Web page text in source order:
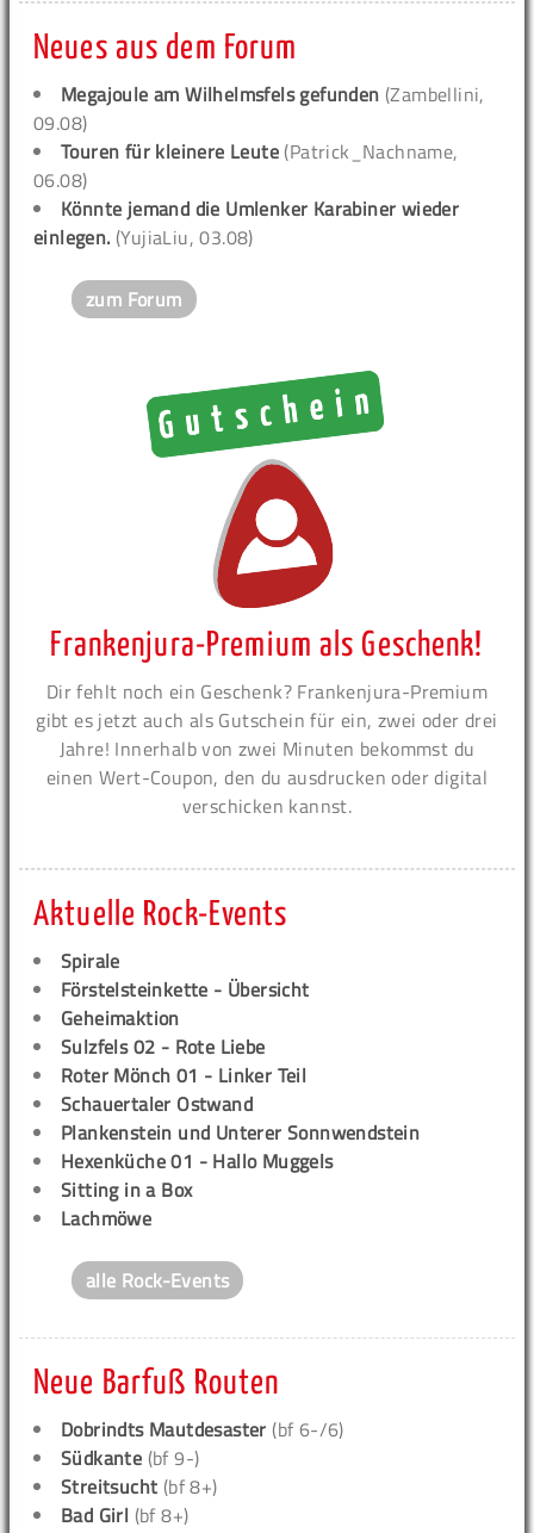
Neues aus dem Forum
Megajoule am Wilhelmsfels gefunden (Zambellini,
09.08)
Touren für kleinere Leute (Patrick_Nachname,
06.08)
Könnte jemand die Umlenker Karabiner wieder
einlegen. (YujiaLiu, 03.08)
zum Forum
Frankenjura-Premium als Geschenk!
Dir fehlt noch ein Geschenk? Frankenjura-Premium
gibt es jetzt auch als Gutschein für ein, zwei oder drei
Jahre! Innerhalb von zwei Minuten bekommst du
einen Wert-Coupon, den du ausdrucken oder digital
verschicken kannst.
Aktuelle Rock-Events
Spirale
Förstelsteinkette - Übersicht
Geheimaktion
Sulzfels 02 - Rote Liebe
Roter Mönch 01 - Linker Teil
Schauertaler Ostwand
Plankenstein und Unterer Sonnwendstein
Hexenküche 01 - Hallo Muggels
Sitting in a Box
Lachmöwe
alle Rock-Events
Neue Barfuß Routen
Dobrindts Mautdesaster (bf 6-/6)
Südkante (bf 9-)
Streitsucht (bf 8+)
Bad Girl (bf 8+)